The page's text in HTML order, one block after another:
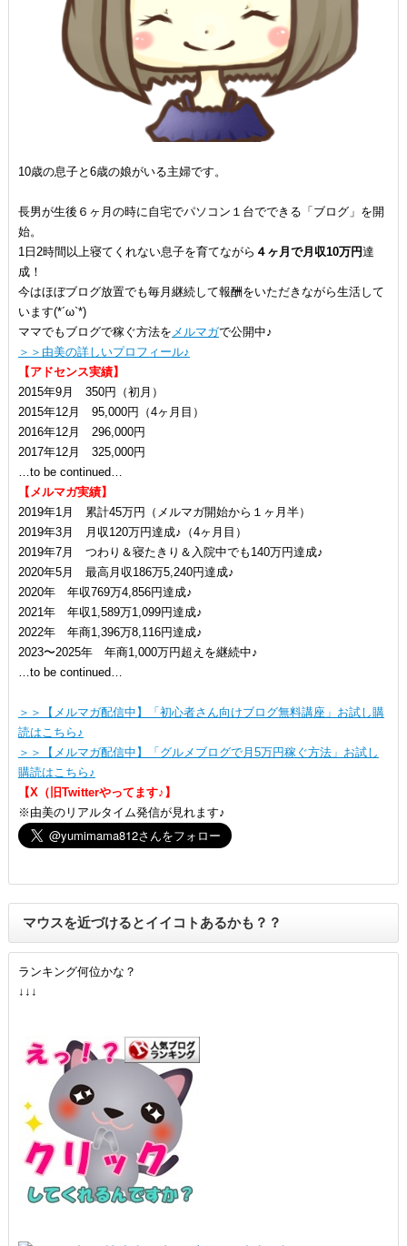
10歳の息子と6歳の娘がいる主婦です。
長男が生後６ヶ月の時に自宅でパソコン１台でできる「ブログ」を開
始。
1日2時間以上寝てくれない息子を育てながら ４ヶ月で月収10万円達
成！
今はほぼブログ放置でも毎月継続して報酬をいただきながら生活して
います(*´ω`*)
ママでもブログで稼ぐ方法を メルマガで公開中♪
＞＞由美の詳しいプロフィール♪
【アドセンス実績】
2015年9月 350円（初月）
2015年12月 95,000円（4ヶ月目）
2016年12月 296,000円
2017年12月 325,000円
…to be continued…
【メルマガ実績】
2019年1月 累計45万円（メルマガ開始から１ヶ月半）
2019年3月 月収120万円達成♪（4ヶ月目）
2019年7月 つわり＆寝たきり＆入院中でも140万円達成♪
2020年5月 最高月収186万5,240円達成♪
2020年 年収769万4,856円達成♪
2021年 年収1,589万1,099円達成♪
2022年 年商1,396万8,116円達成♪
2023〜2025年 年商1,000万円超えを継続中♪
…to be continued…
＞＞【メルマガ配信中】「初心者さん向けブログ無料講座」お試し購
読はこちら♪
＞＞【メルマガ配信中】「グルメブログで月5万円稼ぐ方法」お試し
購読はこちら♪
【X（旧Twitterやってます♪】
※由美のリアルタイム発信が見れます♪
マウスを近づけるとイイコトあるかも？？
ランキング何位かな？
↓↓↓